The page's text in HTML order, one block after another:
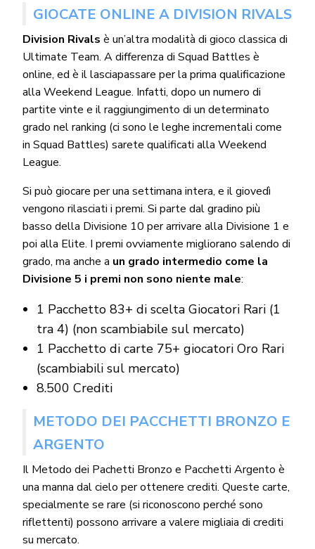
GIOCATE ONLINE A DIVISION RIVALS
Division Rivals è un’altra modalità di gioco classica di
Ultimate Team. A differenza di Squad Battles è
online, ed è il lasciapassare per la prima qualificazione
alla Weekend League. Infatti, dopo un numero di
partite vinte e il raggiungimento di un determinato
grado nel ranking (ci sono le leghe incrementali come
in Squad Battles) sarete qualificati alla Weekend
League.
Si può giocare per una settimana intera, e il giovedì
vengono rilasciati i premi. Si parte dal gradino più
basso della Divisione 10 per arrivare alla Divisione 1 e
poi alla Elite. I premi ovviamente migliorano salendo di
grado, ma anche a un grado intermedio come la
Divisione 5 i premi non sono niente male:
1 Pacchetto 83+ di scelta Giocatori Rari (1
tra 4) (non scambiabile sul mercato)
1 Pacchetto di carte 75+ giocatori Oro Rari
(scambiabili sul mercato)
8.500 Crediti
METODO DEI PACCHETTI BRONZO E
ARGENTO
Il Metodo dei Pachetti Bronzo e Pacchetti Argento è
una manna dal cielo per ottenere crediti. Queste carte,
specialmente se rare (si riconoscono perché sono
riflettenti) possono arrivare a valere migliaia di crediti
su mercato.